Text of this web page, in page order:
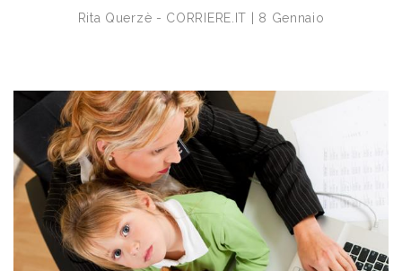
Rita Querzè - CORRIERE.IT | 8 Gennaio